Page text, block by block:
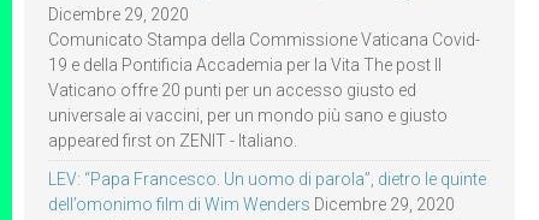
Dicembre 29, 2020
Comunicato Stampa della Commissione Vaticana Covid-
19 e della Pontificia Accademia per la Vita The post Il
Vaticano offre 20 punti per un accesso giusto ed
universale ai vaccini, per un mondo più sano e giusto
appeared first on ZENIT - Italiano.
LEV: “Papa Francesco. Un uomo di parola”, dietro le quinte
dell’omonimo film di Wim Wenders Dicembre 29, 2020